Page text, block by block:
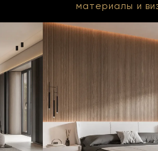
материалы и